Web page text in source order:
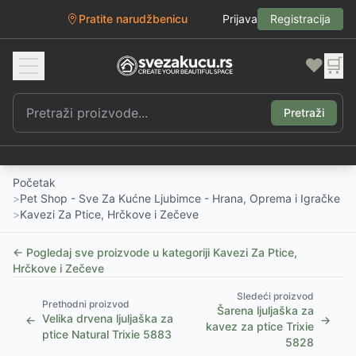
Pratite narudžbenicu Prijava Registracija
❤️ 🛒
Pretraži
Početak
>Pet Shop - Sve Za Kućne Ljubimce - Hrana, Oprema i Igračke
>Kavezi Za Ptice, Hrčkove i Zečeve
← Pogledaj sve proizvode u kategoriji Kavezi Za Ptice,
Hrčkove i Zečeve
←
Prethodni proizvod
Velika drvena ljuljaška za
ptice Natural Trixie 5883
Sledeći proizvod
Šarena ljuljaška za
kavez za ptice Trixie
5828
→